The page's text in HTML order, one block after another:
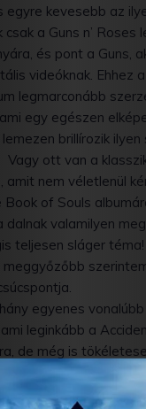
egyre kevesebb az
csak a Guns n’ Roses
és pont a Guns,
videóknak. Ehhez
legmarconább
egy egészen
lemezen brillírozik
Vagy ott van a
amit nem véletlenül
Book of Souls
dalnak valamilyen
teljesen sláger
meggyőzőbb
egyenes
leginkább a
de még is
Ez pedig nagyon
ott van benne az a